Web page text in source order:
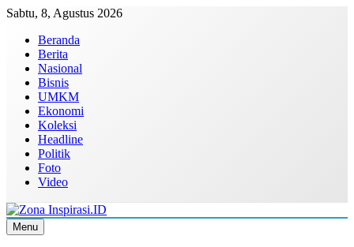
Skip
content
Sabtu, 8, Agustus 2026
Beranda
Berita
Nasional
Bisnis
UMKM
Ekonomi
Koleksi
Headline
Politik
Foto
Video
Zona Inspirasi.ID
Bersama Membangun Semangat Baru
Menu